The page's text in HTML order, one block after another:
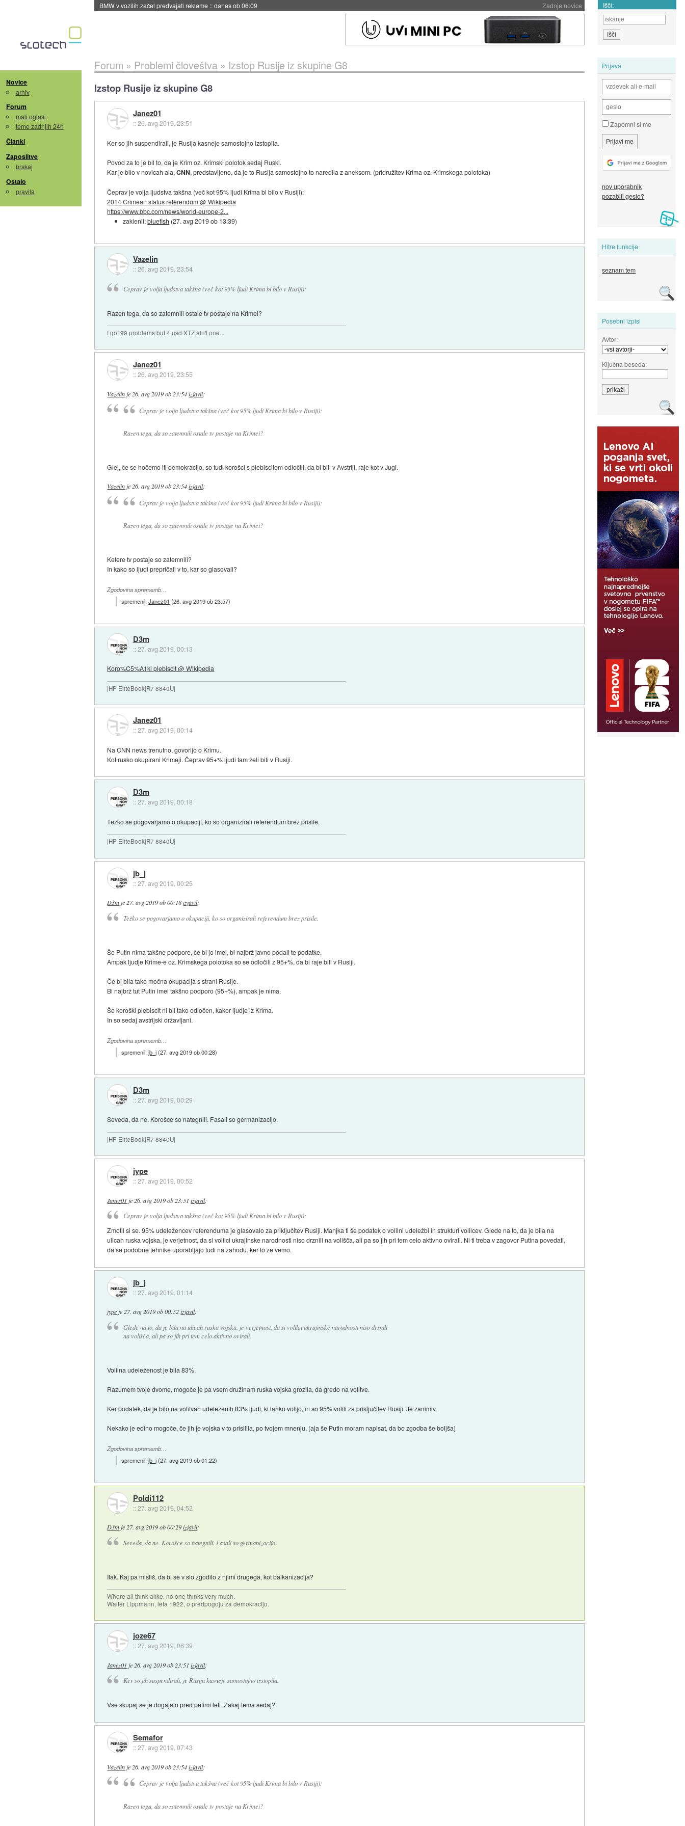
Zadnje novice
BMW v vozilih začel predvajati reklame ::danes ob 06:09 Išči:
Novice
arhiv
Forum
mali oglasi
teme zadnjih 24h
Članki
Zaposlitve
brskaj
Ostalo
pravila
Prijava
Zapomni si me
nov uporabnik
pozabili geslo?
Hitre funkcije
seznam tem
Posebni izpisi
Avtor:
Ključna beseda:
Forum » Problemi človeštva» Izstop Rusije iz skupine G8
Izstop Rusije iz skupine G8
Janez01
::26. avg 2019, 23:51
Ker so jih suspendirali, je Rusija kasneje samostojno izstopila.
Povod za to je bil to, da je Krim oz. Krimski polotok sedaj Ruski.
Kar je bilo v novicah ala,CNN, predstavljeno, da je to Rusija samostojno to naredila z aneksom. (pridružitev Krima oz. Krimskega polotoka)
Čeprav je volja ljudstva takšna (več kot 95% ljudi Krima bi bilo v Rusiji):
2014 Crimean status referendum @ Wikipedia
https://www.bbc.com/news/world-europe-2...
zaklenil:bluefish (27. avg 2019 ob 13:39)
Vazelin
::26. avg 2019, 23:54
Čeprav je volja ljudstva takšna (več kot 95% ljudi Krima bi bilo v Rusiji):
Razen tega, da so zatemnili ostale tv postaje na Krimei?
I got 99 problems but 4 usd XTZ ain't one...
Janez01
::26. avg 2019, 23:55
Vazelin je 26. avg 2019 ob 23:54 izjavil:
Čeprav je volja ljudstva takšna (več kot 95% ljudi Krima bi bilo v Rusiji):
Razen tega, da so zatemnili ostale tv postaje na Krimei?
Glej, če se hočemo iti demokracijo, so tudi korošci s plebiscitom odločili, da bi bili v Avstriji, raje kot v Jugi.
Vazelin je 26. avg 2019 ob 23:54 izjavil:
Čeprav je volja ljudstva takšna (več kot 95% ljudi Krima bi bilo v Rusiji):
Razen tega, da so zatemnili ostale tv postaje na Krimei?
Ketere tv postaje so zatemnili?
In kako so ljudi prepričali v to, kar so glasovali?
Zgodovina sprememb…
spremenil:Janez01 (26. avg 2019 ob 23:57)
D3m
::27. avg 2019, 00:13
Koro%C5%A1ki plebiscit @ Wikipedia
|HP EliteBook|R7 8840U|
Janez01
::27. avg 2019, 00:14
Na CNN news trenutno, govorijo o Krimu.
Kot rusko okupirani Krimeji. Čeprav 95+% ljudi tam želi biti v Rusiji.
D3m
::27. avg 2019, 00:18
Težko se pogovarjamo o okupaciji, ko so organizirali referendum brez prisile.
|HP EliteBook|R7 8840U|
jb_j
::27. avg 2019, 00:25
D3mje27. avg 2019 ob 00:18 izjavil:
Težko se pogovarjamo o okupaciji, ko so organizirali referendum brez prisile.
Še Putin nima takšne podpore, če bi jo imel, bi najbrž javno podali te podatke.
Ampak ljudje Krime-e oz. Krimskega polotoka so se odločili z 95+%, da bi raje bili v Rusiji.
Če bi bila tako močna okupacija s strani Rusije.
Bi najbrž tut Putin imel takšno podporo (95+%), ampak je nima.
Še koroški plebiscit ni bil tako odločen, kakor ljudje iz Krima.
In so sedaj avstrijski državljani.
Zgodovina sprememb…
spremenil:jb_j(27. avg 2019 ob 00:28)
D3m
::27. avg 2019, 00:29
Seveda, da ne. Korošce so nategnili. Fasali so germanizacijo.
|HP EliteBook|R7 8840U|
jype
::27. avg 2019, 00:52
Janez01 je 26. avg 2019 ob 23:51 izjavil:
Čeprav je volja ljudstva takšna (več kot 95% ljudi Krima bi bilo v Rusiji):
Zmotil si se. 95% udeležencev referenduma je glasovalo za priključitev Rusiji. Manjka ti še podatek o volilni udeležbi in strukturi volilcev. Glede na to, da je bila na
ulicah ruska vojska, je verjetnost, da si volilci ukrajinske narodnosti niso drznili na volišča, ali pa so jih pri tem celo aktivno ovirali. Ni ti treba v zagovor Putina povedati,
da se podobne tehnike uporabljajo tudi na zahodu, ker to že vemo.
jb_j
::27. avg 2019, 01:14
jypeje27. avg 2019 ob 00:52 izjavil:
Glede na to, da je bila na ulicah ruska vojska, je verjetnost, da si volilci ukrajinske narodnosti niso drznili
na volišča, ali pa so jih pri tem celo aktivno ovirali.
Volilna udeleženost je bila 83%.
Razumem tvoje dvome, mogoče je pa vsem družinam ruska vojska grozila, da gredo na volitve.
Ker podatek, da je bilo na volitvah udeleženih 83% ljudi, ki lahko volijo, in so 95% volili za priključitev Rusiji. Je zanimiv.
Nekako je edino mogoče, če jih je vojska v to prisilila, po tvojem mnenju. (aja še Putin moram napisat, da bo zgodba še boljša)
Zgodovina sprememb…
spremenil:jb_j(27. avg 2019 ob 01:22)
Poldi112
::27. avg 2019, 04:52
D3mje27. avg 2019 ob 00:29 izjavil:
Seveda, da ne. Korošce so nategnili. Fasali so germanizacijo.
Itak. Kaj pa misliš, da bi se v slo zgodilo z njimi drugega, kot balkanizacija?
Where all think alike, no one thinks very much.
Walter Lippmann, leta 1922, o predpogoju za demokracijo.
joze67
::27. avg 2019, 06:39
Janez01 je 26. avg 2019 ob 23:51 izjavil:
Ker so jih suspendirali, je Rusija kasneje samostojno izstopila.
Vse skupaj se je dogajalo pred petimi leti. Zakaj tema sedaj?
Semafor
::27. avg 2019, 07:43
Vazelin je 26. avg 2019 ob 23:54 izjavil:
Čeprav je volja ljudstva takšna (več kot 95% ljudi Krima bi bilo v Rusiji):
Razen tega, da so zatemnili ostale tv postaje na Krimei?